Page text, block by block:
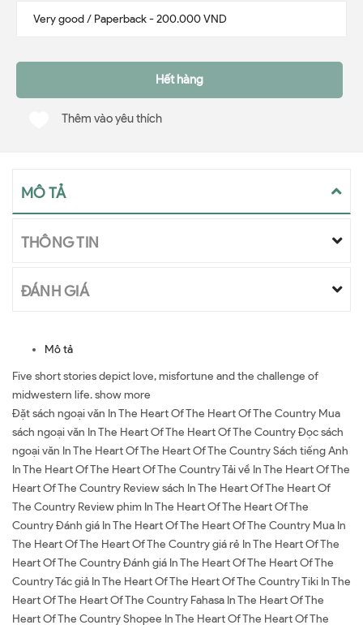
Hết hàng
Thêm vào yêu thích
MÔ TẢ
THÔNG TIN
ĐÁNH GIÁ
Mô tả
Five short stories depict love, misfortune and the challenge of
midwestern life. show more
Đặt sách ngoại văn In The Heart Of The Heart Of The Country Mua
sách ngoại văn In The Heart Of The Heart Of The Country Đọc sách
ngoại văn In The Heart Of The Heart Of The Country Sách tiếng Anh
In The Heart Of The Heart Of The Country Tải về In The Heart Of The
Heart Of The Country Review sách In The Heart Of The Heart Of
The Country Review phim In The Heart Of The Heart Of The
Country Đánh giá In The Heart Of The Heart Of The Country Mua In
The Heart Of The Heart Of The Country giá rẻ In The Heart Of The
Heart Of The Country Đánh giá In The Heart Of The Heart Of The
Country Tác giả In The Heart Of The Heart Of The Country Tiki In The
Heart Of The Heart Of The Country Fahasa In The Heart Of The
Heart Of The Country Shopee In The Heart Of The Heart Of The